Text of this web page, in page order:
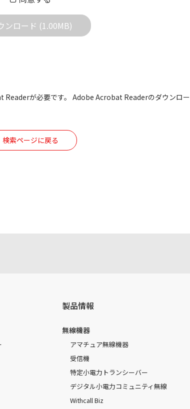
される場合があります。
らかじめご了承ください
ます。あらかじめご了承ください。
ンロード (1.00MB)
が必要です。 Adobe Acrobat Readerのダウンロー
検索ページに戻る
製品情報
無線機器
アマチュア無線機器
受信機
特定小電力トランシーバー
デジタル小電力コミュニティ無線
Withcall Biz